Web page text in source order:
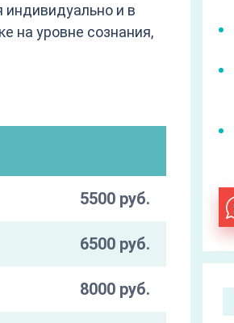
индивидуально и в
на уровне сознания,
5500 руб.
6500 руб.
8000 руб.